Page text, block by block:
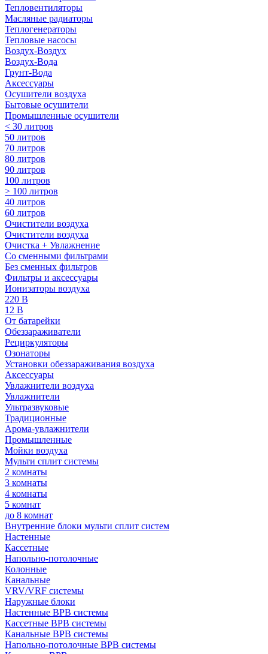
Тепловентиляторы
Масляные радиаторы
Теплогенераторы
Тепловые насосы
Воздух-Воздух
Воздух-Вода
Грунт-Вода
Аксессуары
Осушители воздуха
Бытовые осушители
Промышленные осушители
< 30 литров
50 литров
70 литров
80 литров
90 литров
100 литров
> 100 литров
40 литров
60 литров
Очистители воздуха
Очистители воздуха
Очистка + Увлажнение
Cо сменными фильтрами
Без сменных фильтров
Фильтры и аксессуары
Ионизаторы воздуха
220 В
12 В
От батарейки
Обеззараживатели
Рециркуляторы
Озонаторы
Установки обеззараживания воздуха
Аксессуары
Увлажнители воздуха
Увлажнители
Ультразвуковые
Традиционные
Арома-увлажнители
Промышленные
Мойки воздуха
Мульти сплит системы
2 комнаты
3 комнаты
4 комнаты
5 комнат
до 8 комнат
Внутренние блоки мульти сплит систем
Настенные
Кассетные
Напольно-потолочные
Колонные
Канальные
VRV/VRF системы
Наружные блоки
Настенные ВРВ системы
Кассетные ВРВ системы
Канальные ВРВ системы
Напольно-потолочные ВРВ системы